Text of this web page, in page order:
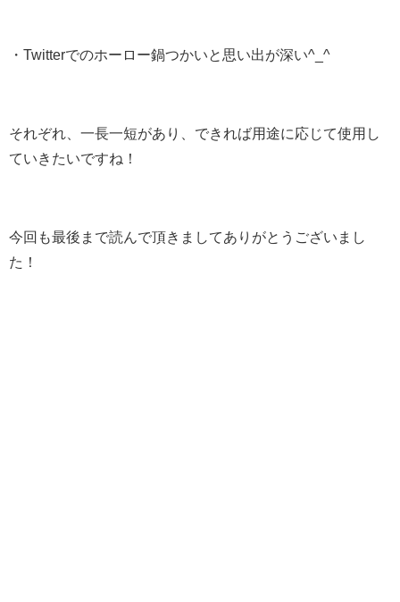
・Twitterでのホーロー鍋つかいと思い出が深い^_^
それぞれ、一長一短があり、できれば用途に応じて使用し
ていきたいですね！
今回も最後まで読んで頂きましてありがとうございまし
た！